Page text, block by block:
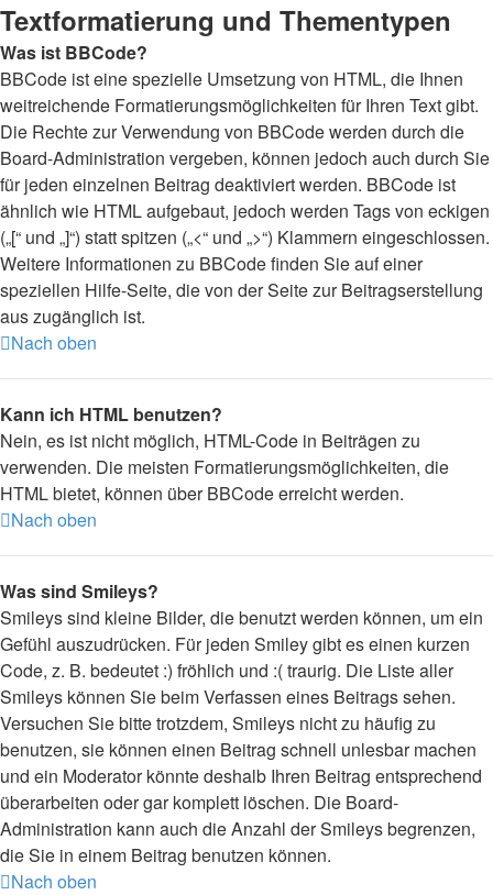
Textformatierung und Thementypen
Was ist BBCode?
BBCode ist eine spezielle Umsetzung von HTML, die Ihnen
weitreichende Formatierungsmöglichkeiten für Ihren Text gibt.
Die Rechte zur Verwendung von BBCode werden durch die
Board-Administration vergeben, können jedoch auch durch Sie
für jeden einzelnen Beitrag deaktiviert werden. BBCode ist
ähnlich wie HTML aufgebaut, jedoch werden Tags von eckigen
(„[“ und „]“) statt spitzen („<“ und „>“) Klammern eingeschlossen.
Weitere Informationen zu BBCode finden Sie auf einer
speziellen Hilfe-Seite, die von der Seite zur Beitragserstellung
aus zugänglich ist.
Nach oben
Kann ich HTML benutzen?
Nein, es ist nicht möglich, HTML-Code in Beiträgen zu
verwenden. Die meisten Formatierungsmöglichkeiten, die
HTML bietet, können über BBCode erreicht werden.
Nach oben
Was sind Smileys?
Smileys sind kleine Bilder, die benutzt werden können, um ein
Gefühl auszudrücken. Für jeden Smiley gibt es einen kurzen
Code, z. B. bedeutet :) fröhlich und :( traurig. Die Liste aller
Smileys können Sie beim Verfassen eines Beitrags sehen.
Versuchen Sie bitte trotzdem, Smileys nicht zu häufig zu
benutzen, sie können einen Beitrag schnell unlesbar machen
und ein Moderator könnte deshalb Ihren Beitrag entsprechend
überarbeiten oder gar komplett löschen. Die Board-
Administration kann auch die Anzahl der Smileys begrenzen,
die Sie in einem Beitrag benutzen können.
Nach oben